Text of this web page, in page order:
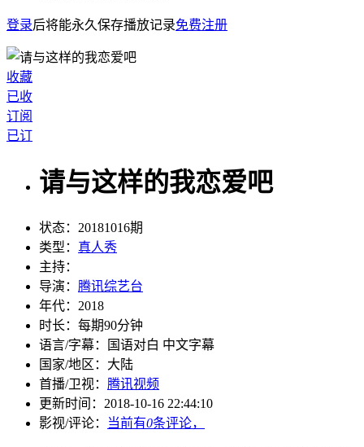
登录后将能永久保存播放记录免费注册
收藏
已收
订阅
已订
请与这样的我恋爱吧
状态： 20181016期
类型： 真人秀
主持：
导演： 腾讯综艺台
年代： 2018
时长： 每期90分钟
语言/字幕：
国语对白 中文字幕
国家/地区： 大陆
首播/卫视： 腾讯视频
更新时间： 2018-10-16 22:44:10
影视/评论：
当前有0条评论，